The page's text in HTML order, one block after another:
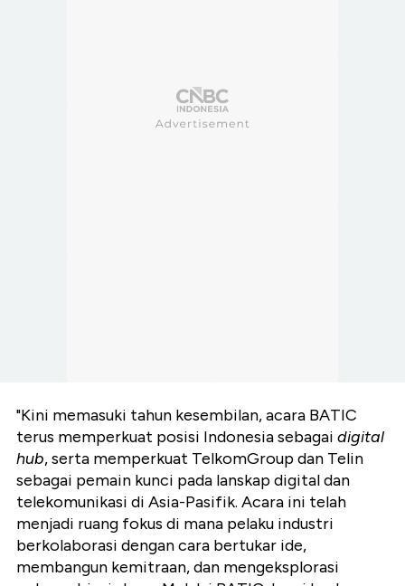
"Kini memasuki tahun kesembilan, acara BATIC
terus memperkuat posisi Indonesia sebagai digital
hub, serta memperkuat TelkomGroup dan Telin
sebagai pemain kunci pada lanskap digital dan
telekomunikasi di Asia-Pasifik. Acara ini telah
menjadi ruang fokus di mana pelaku industri
berkolaborasi dengan cara bertukar ide,
membangun kemitraan, dan mengeksplorasi